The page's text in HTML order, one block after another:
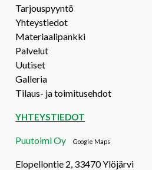
Tarjouspyyntö
Yhteystiedot
Materiaalipankki
Palvelut
Uutiset
Galleria
Tilaus- ja toimitusehdot
YHTEYSTIEDOT
Puutoimi OyGoogle Maps
Elopellontie 2, 33470 Ylöjärvi